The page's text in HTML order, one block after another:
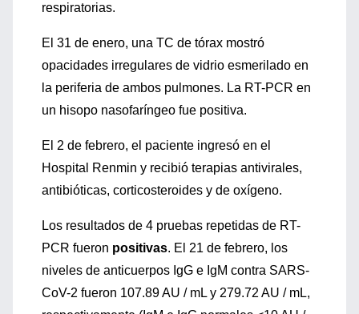
respiratorias.
El 31 de enero, una TC de tórax mostró
opacidades irregulares de vidrio esmerilado en
la periferia de ambos pulmones. La RT-PCR en
un hisopo nasofaríngeo fue positiva.
El 2 de febrero, el paciente ingresó en el
Hospital Renmin y recibió terapias antivirales,
antibióticas, corticosteroides y de oxígeno.
Los resultados de 4 pruebas repetidas de RT-
PCR fueron positivas. El 21 de febrero, los
niveles de anticuerpos IgG e IgM contra SARS-
CoV-2 fueron 107.89 AU / mL y 279.72 AU / mL,